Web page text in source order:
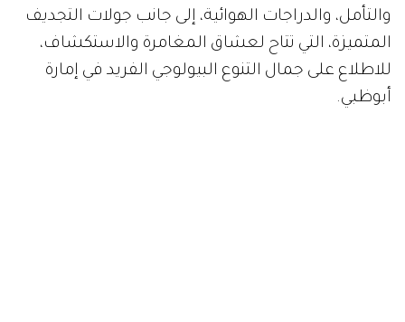
والتأمل، والدراجات الهوائية، إلى جانب جولات التجديف
المتميزة، التي تتاح لعشاق المغامرة والاستكشاف،
للاطلاع على جمال التنوع البيولوجي الفريد في إمارة
أبوظبي.